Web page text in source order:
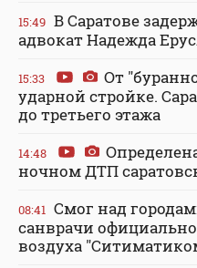
15:49 В Саратове
адвокат Надежда
15:33
От
ударной стройке.
до третьего этажа
14:48
ночном ДТП
08:41 Смог над
санврачи
воздуха